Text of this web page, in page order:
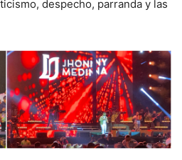
despecho, parranda y las